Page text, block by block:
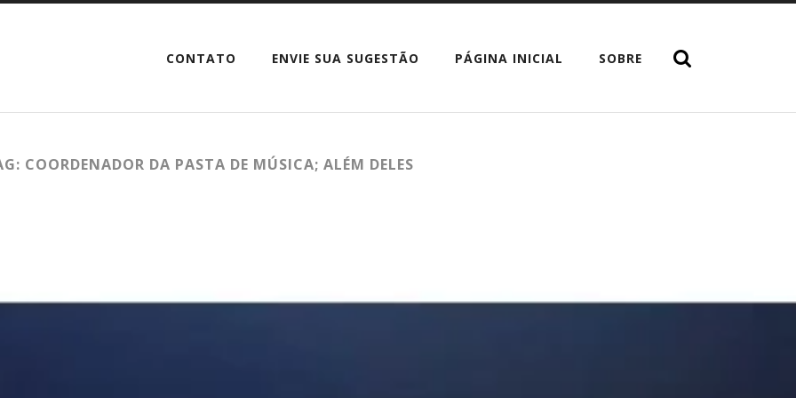
CONTATO ENVIE SUA SUGESTÃO PÁGINA INICIAL SOBRE
COORDENADOR DA PASTA DE MÚSICA; ALÉM DELES